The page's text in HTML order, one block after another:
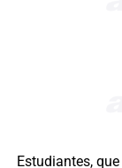
Estudiantes,